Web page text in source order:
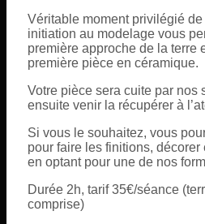
Véritable moment privilégié
initiation au modelage vous
première approche de la terre
première pièce en céramique.
Votre pièce sera cuite par nos
ensuite venir la récupérer à
Si vous le souhaitez, vous
pour faire les finitions,
en optant pour une de nos
Durée 2h, tarif 35€/séance
comprise)